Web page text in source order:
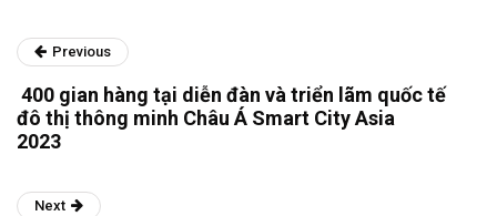
Previous
400 gian hàng tại diễn đàn và triển lãm quốc tế
đô thị thông minh Châu Á Smart City Asia
2023
Next